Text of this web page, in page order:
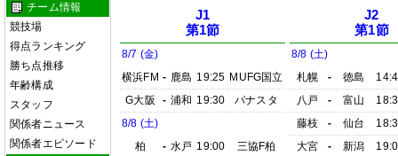
チーム情報
競技場
得点ランキング
勝ち点推移
年齢構成
スタッフ
関係者ニュース
関係者エピソード
J1
第1節
8/7 (金)
横浜FM - 鹿島 19:25 MUFG国立
G大阪
- 浦和 19:30
パナスタ
8/8 (土)
柏
- 水戸 19:00
三協F柏
J2
第1節
8/8 (土)
札幌
- 徳島
八戸
- 富山
藤枝
- 仙台
大宮
- 新潟